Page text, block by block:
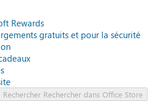
Rewards
gratuits et pour la sécurité
Rechercher Rechercher dans Office Store